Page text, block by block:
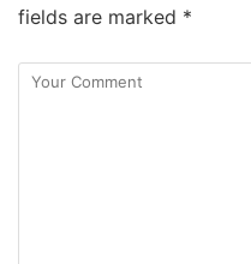
fields are marked *